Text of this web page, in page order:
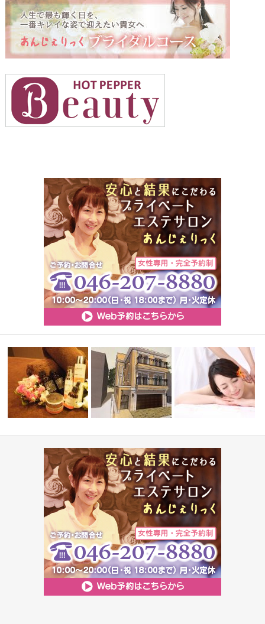
オススメ☆化粧品アイテム新サロンのご案内
消費税額改定に伴う料金
お願い